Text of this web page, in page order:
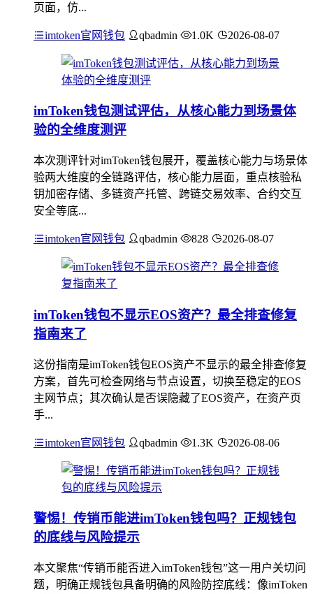
页面，仿...
imtoken官网钱包 qbadmin 1.0K 2026-08-07
imToken钱包测试评估，从核心能力到场景体
验的全维度测评
本次测评针对imToken钱包展开，覆盖核心能力与场景体
验两大维度的全链路评估，核心能力层面，重点核验私
钥加密存储、多链资产托管、跨链交易效率、合约交互
安全等底...
imtoken官网钱包 qbadmin 828 2026-08-07
imToken钱包不显示EOS资产？最全排查修复
指南来了
这份指南是imToken钱包EOS资产不显示的最全排查修复
方案，首先可检查网络与节点设置，切换至稳定的EOS
主网节点；其次确认是否误隐藏了EOS资产，在资产页
手...
imtoken官网钱包 qbadmin 1.3K 2026-08-06
警惕！传销币能进imToken钱包吗？正规钱包
的底线与风险提示
本文聚焦“传销币能否进入imToken钱包”这一用户关切问
题，明确正规钱包具备明确的风险防控底线：像imToken